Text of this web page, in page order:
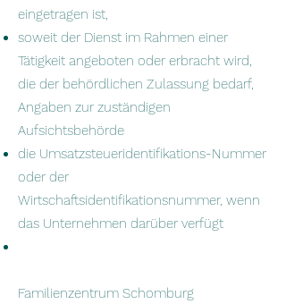
eingetragen ist,
soweit der Dienst im Rahmen einer
Tätigkeit angeboten oder erbracht wird,
die der behördlichen Zulassung bedarf,
Angaben zur zuständigen
Aufsichtsbehörde
die Umsatzsteueridentifikations-Nummer
oder der
Wirtschaftsidentifikationsnummer, wenn
das Unternehmen darüber verfügt
Familienzentrum Schomburg